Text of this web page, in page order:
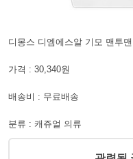
디몽스 디엠에스알 기모 맨투
가격 : 30,340원
배송비 : 무료배송
분류 : 캐쥬얼 의류